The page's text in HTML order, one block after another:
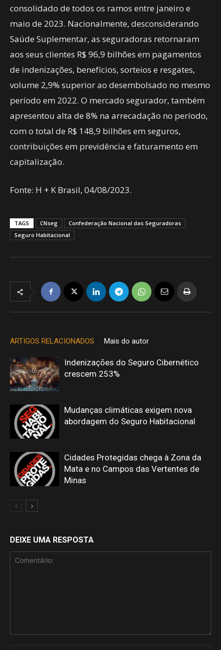
consolidado de todos os ramos entre janeiro e
maio de 2023. Nacionalmente, desconsiderando
Saúde Suplementar, as seguradoras retornaram
aos seus clientes R$ 96,9 bilhões em pagamentos
de indenizações, benefícios, sorteios e resgates,
volume 2,9% superior ao desembolsado no mesmo
período em 2022. O mercado segurador, também
apresentou alta de 8% na arrecadação no período,
com o total de R$ 148,9 bilhões em seguros,
contribuições em previdência e faturamento em
capitalização.
Fonte: H + K Brasil, 04/08/2023.
TAGS CNseg
Confederação Nacional das Seguradoras
Seguro Habitacional
ARTIGOS RELACIONADOS Mais do autor
Indenizações do Seguro Cibernético
crescem 253%
Mudanças climáticas exigem nova
abordagem do Seguro Habitacional
Cidades Protegidas chega à Zona da
Mata e no Campos das Vertentes de
Minas
DEIXE UMA RESPOSTA